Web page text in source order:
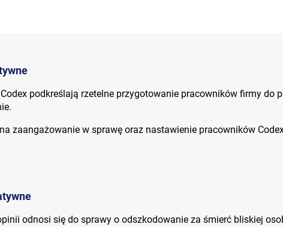
podkreślają rzetelne przygotowanie pracowników firmy do
zaangażowanie w sprawę oraz nastawienie pracowników
odnosi się do sprawy o odszkodowanie za śmierć bliskiej